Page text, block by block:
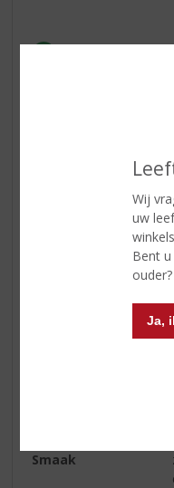
Wij
uw
Bent
ouder?
Ja,
Land van Herkomst
Smaak